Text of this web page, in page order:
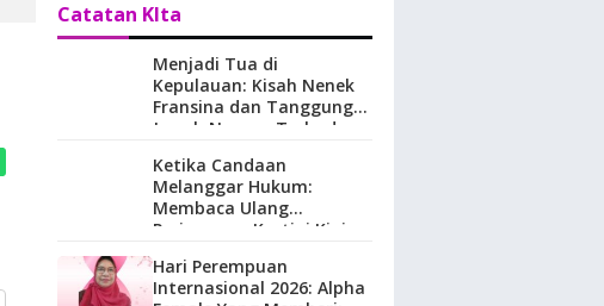
Catatan KIta
Menjadi Tua di
Kepulauan: Kisah Nenek
Fransina dan Tanggung
Jawab Negara Terhadap
Maluku.
Ketika Candaan
Melanggar Hukum:
Membaca Ulang
Perjuangan Kartini Kini
Hari Perempuan
Internasional 2026: Alpha